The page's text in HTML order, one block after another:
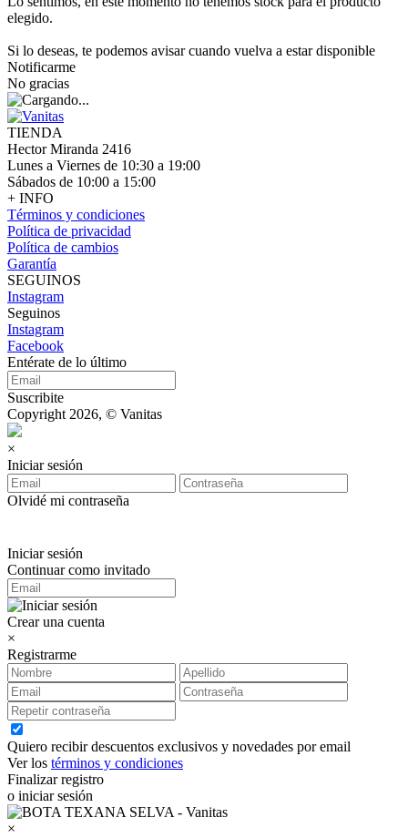
elegido.
Si lo deseas, te podemos avisar cuando vuelva a estar disponible
Notificarme
No gracias
TIENDA
Hector Miranda 2416
Lunes a Viernes de 10:30 a 19:00
Sábados de 10:00 a 15:00
+ INFO
Términos y condiciones
Política de privacidad
Política de cambios
Garantía
SEGUINOS
Instagram
Seguinos
Instagram
Facebook
Entérate de lo último
Suscribite
Copyright 2026, © Vanitas
×
Iniciar sesión
Olvidé mi contraseña
Iniciar sesión
Continuar como invitado
Crear una cuenta
×
Registrarme
Quiero recibir descuentos exclusivos y novedades por email
Ver los términos y condiciones
Finalizar registro
o iniciar sesión
×